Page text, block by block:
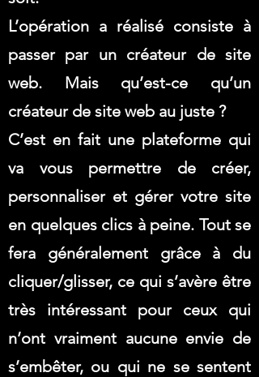
L’opération a réalisé consiste à
passer par un créateur de site
web. Mais qu’est-ce qu’un
créateur de site web au juste ?
C’est en fait une plateforme qui
va vous permettre de créer,
personnaliser et gérer votre site
en quelques clics à peine. Tout se
fera généralement grâce à du
cliquer/glisser, ce qui s’avère être
très intéressant pour ceux qui
n’ont vraiment aucune envie de
s’embêter, ou qui ne se sentent